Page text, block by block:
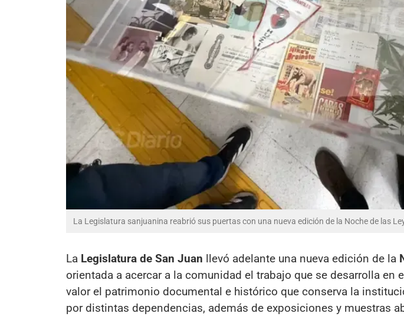
La Legislatura sanjuanina reabrió sus puertas con una nueva edición de la Noche de las
La Legislatura de San Juan llevó adelante una nueva edición de la
orientada a acercar a la comunidad el trabajo que se desarrolla en
valor el patrimonio documental e histórico que conserva la
por distintas dependencias, además de exposiciones y muestras